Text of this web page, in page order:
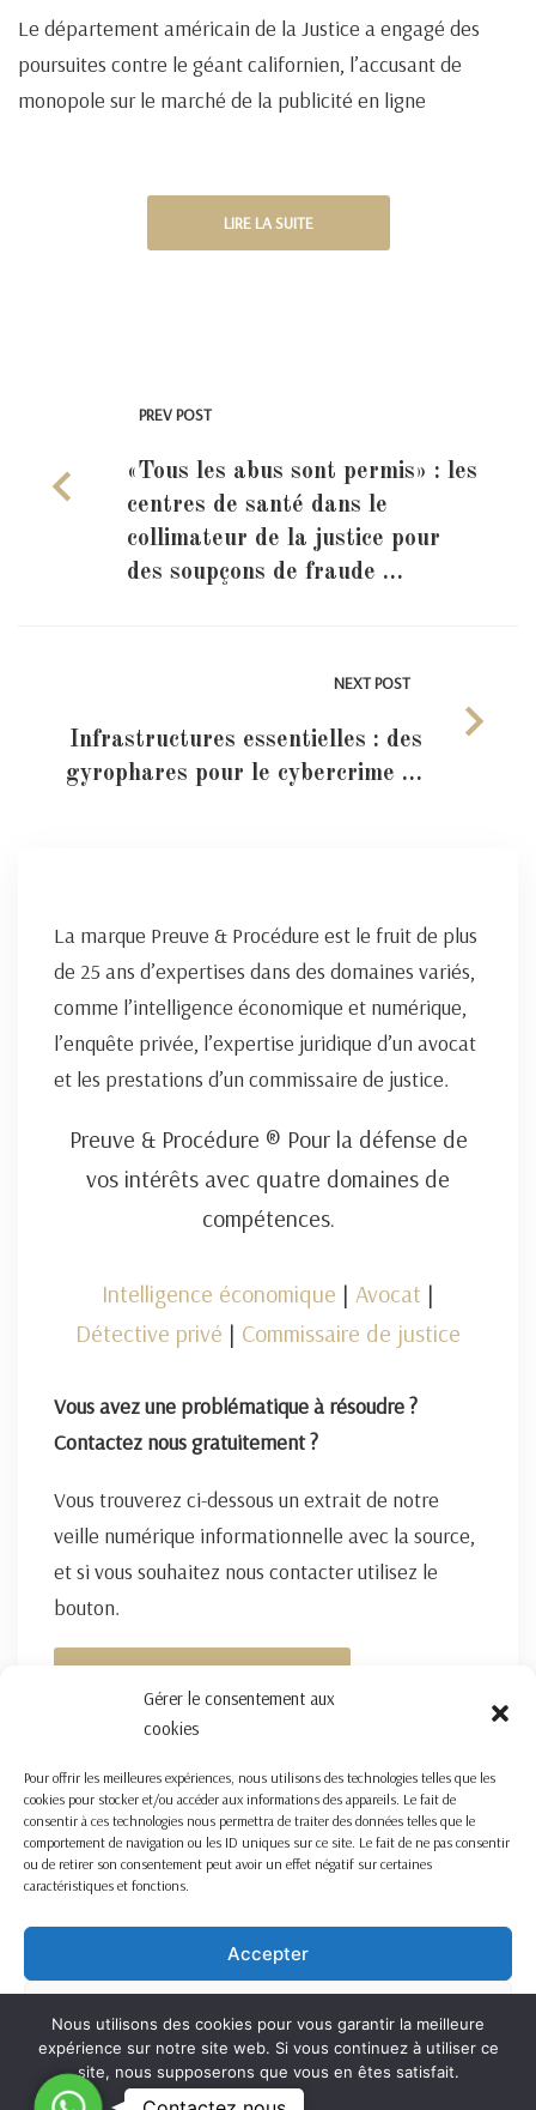
Gérer le consentement aux
cookies
Pour offrir les meilleures expériences, nous utilisons des technologies telles que les
cookies pour stocker et/ou accéder aux informations des appareils. Le fait de
consentir à ces technologies nous permettra de traiter des données telles que le
comportement de navigation ou les ID uniques sur ce site. Le fait de ne pas consentir
ou de retirer son consentement peut avoir un effet négatif sur certaines
caractéristiques et fonctions.
Accepter
Voir les préférences
Le département américain de la Justice a engagé des
poursuites contre le géant californien, l’accusant de
monopole sur le marché de la publicité en ligne
LIRE LA SUITE
PREV POST
«Tous les abus sont permis» : les
centres de santé dans le
collimateur de la justice pour
des soupçons de fraude …
NEXT POST
Infrastructures essentielles : des
gyrophares pour le cybercrime …
La marque Preuve & Procédure est le fruit de plus
de 25 ans d’expertises dans des domaines variés,
comme l’intelligence économique et numérique,
l’enquête privée, l’expertise juridique d’un avocat
et les prestations d’un commissaire de justice.
Preuve & Procédure ® Pour la défense de
vos intérêts avec quatre domaines de
compétences.
Intelligence économique | Avocat |
Détective privé | Commissaire de justice
Vous avez une problématique à résoudre ?
Contactez nous gratuitement ?
Vous trouverez ci-dessous un extrait de notre
veille numérique informationnelle avec la source,
et si vous souhaitez nous contacter utilisez le
bouton.
Nous utilisons des cookies pour vous garantir la meilleure
expérience sur notre site web. Si vous continuez à utiliser ce
site, nous supposerons que vous en êtes satisfait.
C